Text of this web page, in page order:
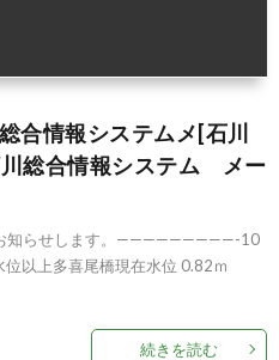
合情報システムメ[石川
総合情報システム メー
お知らせします。—————————-10
以上多喜尾橋現在水位 0.82ｍ
続きを読む